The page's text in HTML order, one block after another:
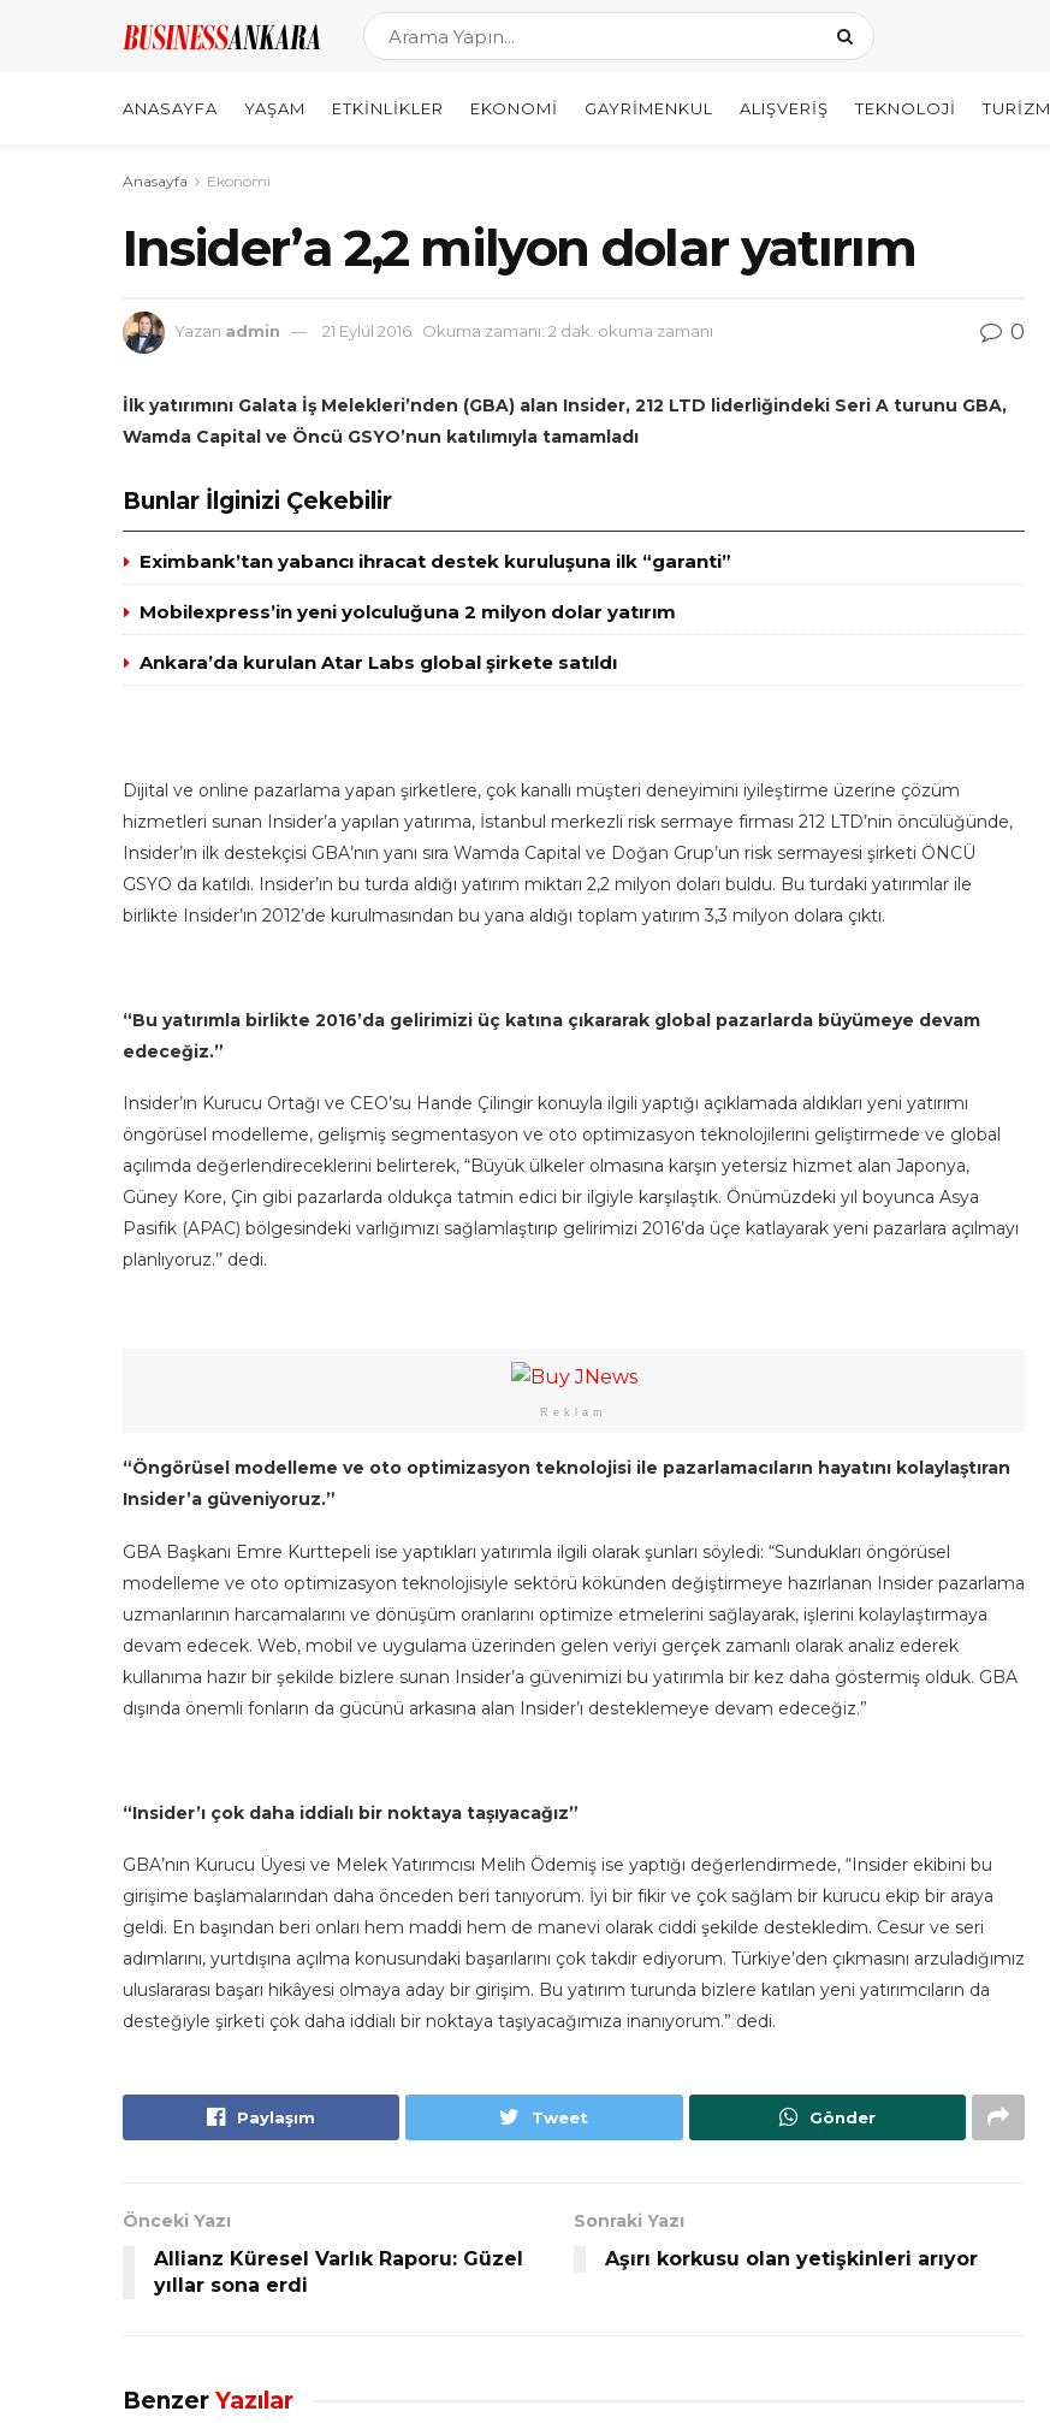
ANASAYFA YAŞAM ETKINLIKLER EKONOMI GAYRIMENKUL ALIŞVERIŞ TEKNOLOJI TURIZM
Anasayfa Ekonomi
Insider’a 2,2 milyon dolar yatırım
Yazan admin 21 Eylül 2016 Okuma zamanı: 2 dak. okuma zamanı 0
İlk yatırımını Galata İş Melekleri’nden (GBA) alan Insider, 212 LTD liderliğindeki Seri A turunu GBA,
Wamda Capital ve Öncü GSYO’nun katılımıyla tamamladı
Bunlar İlginizi Çekebilir
Eximbank’tan yabancı ihracat destek kuruluşuna ilk “garanti”
Mobilexpress’in yeni yolculuğuna 2 milyon dolar yatırım
Ankara’da kurulan Atar Labs global şirkete satıldı
Dijital ve online pazarlama yapan şirketlere, çok kanallı müşteri deneyimini iyileştirme üzerine çözüm
hizmetleri sunan Insider’a yapılan yatırıma, İstanbul merkezli risk sermaye firması 212 LTD’nin öncülüğünde,
Insider’ın ilk destekçisi GBA’nın yanı sıra Wamda Capital ve Doğan Grup’un risk sermayesi şirketi ÖNCÜ
GSYO da katıldı. Insider’ın bu turda aldığı yatırım miktarı 2,2 milyon doları buldu. Bu turdaki yatırımlar ile
birlikte Insider’ın 2012’de kurulmasından bu yana aldığı toplam yatırım 3,3 milyon dolara çıktı.
“Bu yatırımla birlikte 2016’da gelirimizi üç katına çıkararak global pazarlarda büyümeye devam
edeceğiz.”
Insider’ın Kurucu Ortağı ve CEO’su Hande Çilingir konuyla ilgili yaptığı açıklamada aldıkları yeni yatırımı
öngörüsel modelleme, gelişmiş segmentasyon ve oto optimizasyon teknolojilerini geliştirmede ve global
açılımda değerlendireceklerini belirterek, “Büyük ülkeler olmasına karşın yetersiz hizmet alan Japonya,
Güney Kore, Çin gibi pazarlarda oldukça tatmin edici bir ilgiyle karşılaştık. Önümüzdeki yıl boyunca Asya
Pasifik (APAC) bölgesindeki varlığımızı sağlamlaştırıp gelirimizi 2016’da üçe katlayarak yeni pazarlara açılmayı
planlıyoruz.’’ dedi.
Reklam
“Öngörüsel modelleme ve oto optimizasyon teknolojisi ile pazarlamacıların hayatını kolaylaştıran
Insider’a güveniyoruz.”
GBA Başkanı Emre Kurttepeli ise yaptıkları yatırımla ilgili olarak şunları söyledi: “Sundukları öngörüsel
modelleme ve oto optimizasyon teknolojisiyle sektörü kökünden değiştirmeye hazırlanan Insider pazarlama
uzmanlarının harcamalarını ve dönüşüm oranlarını optimize etmelerini sağlayarak, işlerini kolaylaştırmaya
devam edecek. Web, mobil ve uygulama üzerinden gelen veriyi gerçek zamanlı olarak analiz ederek
kullanıma hazır bir şekilde bizlere sunan Insider’a güvenimizi bu yatırımla bir kez daha göstermiş olduk. GBA
dışında önemli fonların da gücünü arkasına alan Insider’ı desteklemeye devam edeceğiz.”
“Insider’ı çok daha iddialı bir noktaya taşıyacağız”
GBA’nın Kurucu Üyesi ve Melek Yatırımcısı Melih Ödemiş ise yaptığı değerlendirmede, “Insider ekibini bu
girişime başlamalarından daha önceden beri tanıyorum. İyi bir fikir ve çok sağlam bir kurucu ekip bir araya
geldi. En başından beri onları hem maddi hem de manevi olarak ciddi şekilde destekledim. Cesur ve seri
adımlarını, yurtdışına açılma konusundaki başarılarını çok takdir ediyorum. Türkiye’den çıkmasını arzuladığımız
uluslararası başarı hikâyesi olmaya aday bir girişim. Bu yatırım turunda bizlere katılan yeni yatırımcıların da
desteğiyle şirketi çok daha iddialı bir noktaya taşıyacağımıza inanıyorum.” dedi.
Paylaşım Tweet Gönder
Önceki Yazı
Allianz Küresel Varlık Raporu: Güzel
yıllar sona erdi
Sonraki Yazı
Aşırı korkusu olan yetişkinleri arıyor
Benzer Yazılar